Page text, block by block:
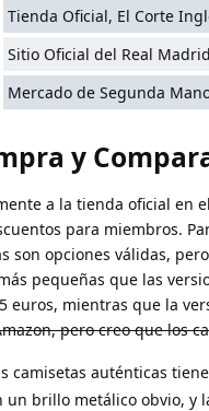
Tienda Oficial, El Corte
Sitio Oficial del Real
Mercado de Segunda
y
a la tienda oficial en
para miembros.
son opciones válidas,
pequeñas que las
euros, mientras que la
pero creo que los
camisetas auténticas
brillo metálico obvio, y